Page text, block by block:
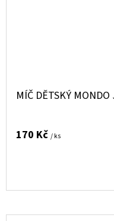
MÍČ DĚTSKÝ
170 Kč / ks